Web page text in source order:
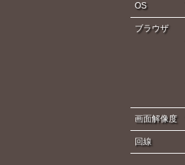
OS
ブラウザ
画面解像度
回線